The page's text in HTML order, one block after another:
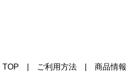
TOP ご利用方法| 商品情報